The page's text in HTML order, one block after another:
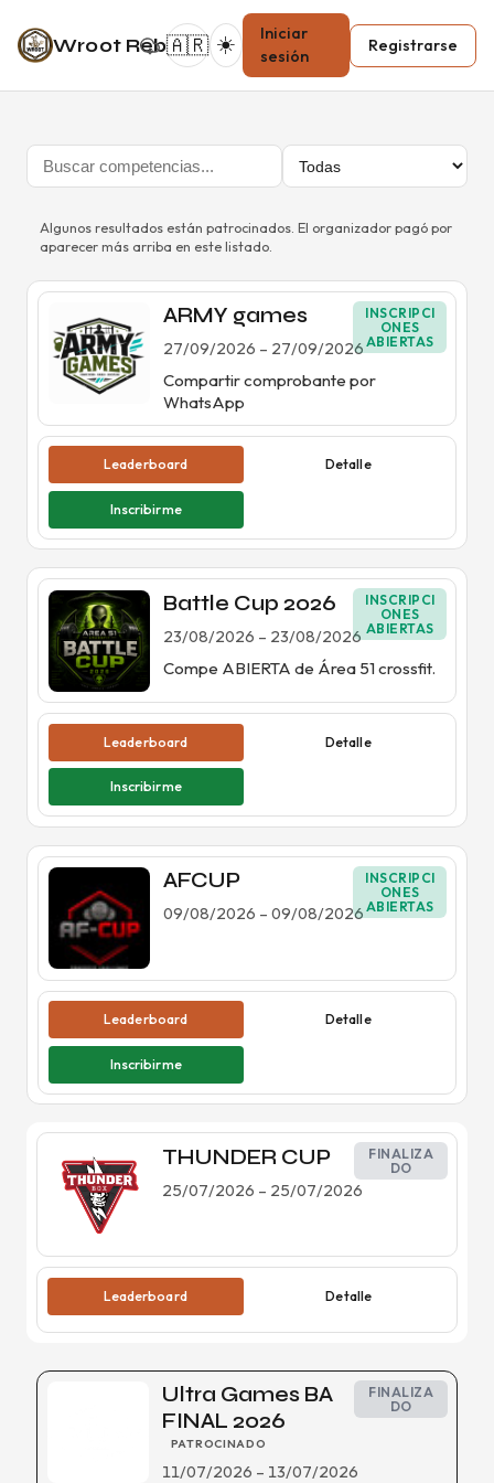
Wroot Reborn
🇦🇷 ☀️
Iniciar
sesión
Registrarse
Algunos resultados están patrocinados. El organizador pagó por
aparecer más arriba en este listado.
INSCRIPCI
ONES
ABIERTAS
ARMY games
27/09/2026 – 27/09/2026
Compartir comprobante por
WhatsApp
Inscribirme
Detalle
Leaderboard
INSCRIPCI
ONES
ABIERTAS
Battle Cup 2026
23/08/2026 – 23/08/2026
Compe ABIERTA de Área 51 crossfit.
Inscribirme
Detalle
Leaderboard
INSCRIPCI
ONES
ABIERTAS
AFCUP
09/08/2026 – 09/08/2026
Inscribirme
Detalle
Leaderboard
FINALIZA
DO
THUNDER CUP
25/07/2026 – 25/07/2026
Detalle
Leaderboard
FINALIZA
DO
Ultra Games BA
FINAL 2026
PATROCINADO
11/07/2026 – 13/07/2026